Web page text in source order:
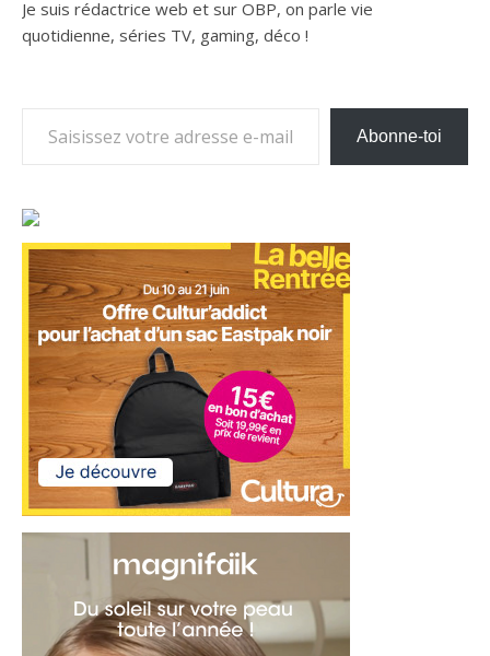
Je suis rédactrice web et sur OBP, on parle vie
quotidienne, séries TV, gaming, déco !
Abonne-toi